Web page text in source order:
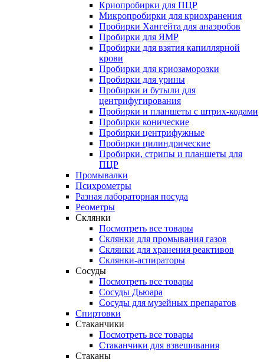
Криопробирки для ПЦР
Микропробирки для криохранения
Пробирки Хангейта для анаэробов
Пробирки для ЯМР
Пробирки для взятия капиллярной
крови
Пробирки для криозаморозки
Пробирки для урины
Пробирки и бутыли для
центрифугирования
Пробирки и планшеты с штрих-кодами
Пробирки конические
Пробирки центрифужные
Пробирки цилиндрические
Пробирки, стрипы и планшеты для
ПЦР
Промывалки
Психрометры
Разная лабораторная посуда
Реометры
Склянки
Посмотреть все товары
Склянки для промывания газов
Склянки для хранения реактивов
Склянки-аспираторы
Сосуды
Посмотреть все товары
Сосуды Дьюара
Сосуды для музейных препаратов
Спиртовки
Стаканчики
Посмотреть все товары
Стаканчики для взвешивания
Стаканы